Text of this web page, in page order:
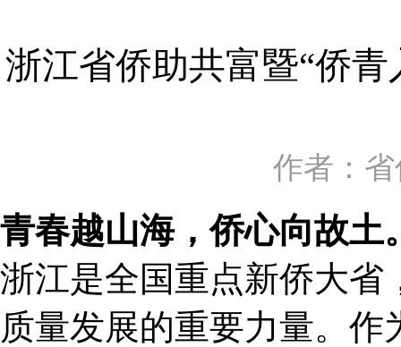
浙江省侨助共富暨“侨
作者：
青春越山海，侨心向故土
浙江是全国重点新侨大省
质量发展的重要力量。作